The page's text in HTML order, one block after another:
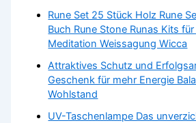
Rune Set 25 Stück Holz Rune
Buch Rune Stone Runas Kits
Meditation Weissagung Wicca
Attraktives Schutz und
Geschenk für mehr Energie
Wohlstand
UV-Taschenlampe Das